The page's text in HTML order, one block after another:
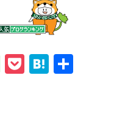
Li P
H